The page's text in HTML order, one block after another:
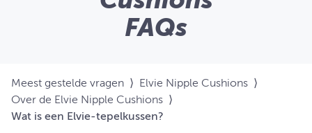
FAQs
Meest gestelde vragen ⟩ Elvie Nipple Cushions ⟩
Over de Elvie Nipple Cushions ⟩
Wat is een Elvie-tepelkussen?